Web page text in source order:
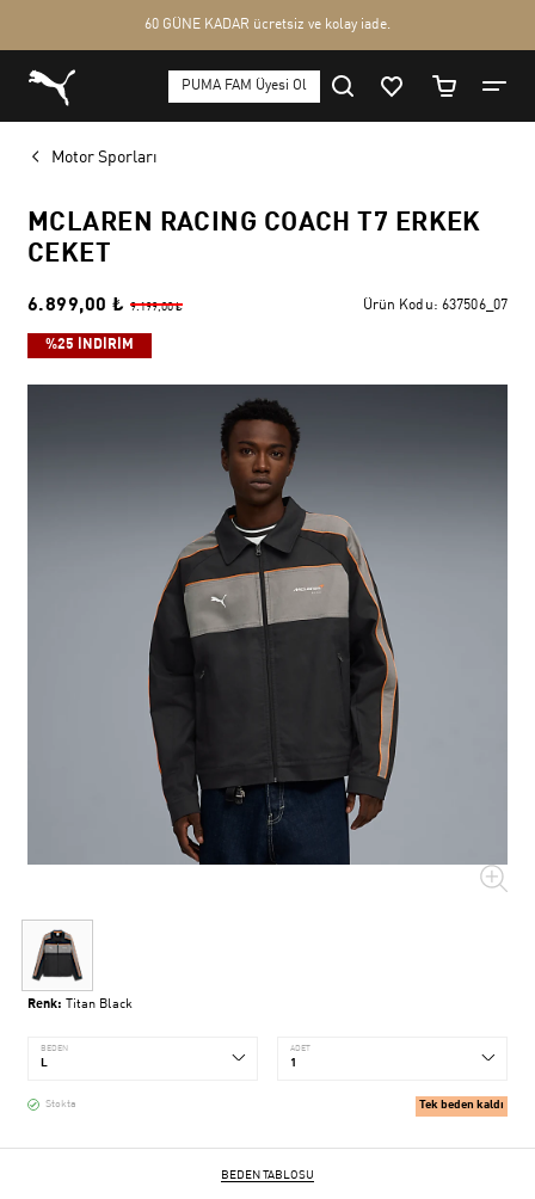
Motor Sporları
MCLAREN RACING COACH T7 ERKEK
CEKET
6.899,00 ₺ 9.199,00 ₺ Ürün Kodu: 637506_07
%25 İNDİRİM
Renk: Titan Black
BEDEN ADET
Stokta Tek beden kaldı
BEDEN TABLOSU